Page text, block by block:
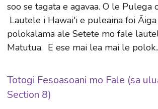
soo se tagata e agavaa. O le Pulega
Lautele i Hawai'i e puleaina foi
polokalama ale Setete mo fale
Matutua. E ese mai lea mai le
Totogi Fesoasoani mo Fale (sa
Section 8)